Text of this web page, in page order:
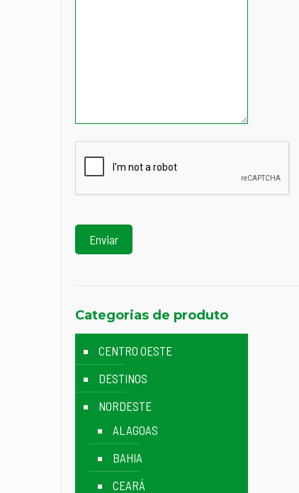
Categorias de produto
CENTRO OESTE
DESTINOS
NORDESTE
ALAGOAS
BAHIA
CEARÁ